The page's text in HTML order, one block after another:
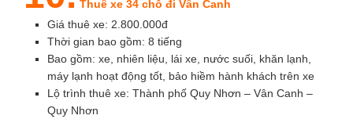
Thuê xe 34 chỗ đi Vân Canh
Giá thuê xe: 2.800.000đ
Thời gian bao gồm: 8 tiếng
Bao gồm: xe, nhiên liệu, lái xe, nước suối, khăn lạnh,
máy lạnh hoạt động tốt, bảo hiềm hành khách trên xe
Lộ trình thuê xe: Thành phố Quy Nhơn – Vân Canh –
Quy Nhơn